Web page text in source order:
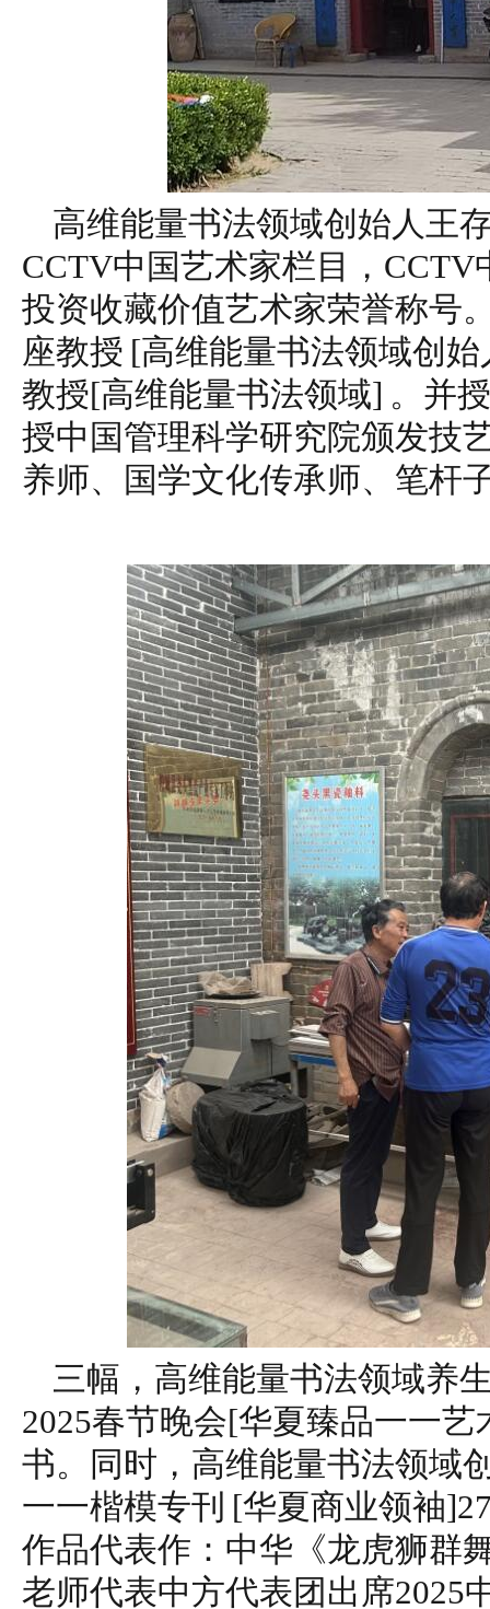
高维能量书法领域创始人王
CCTV中国艺术家栏目，
投资收藏价值艺术家荣誉称号
座教授 [高维能量书法领域创
教授[高维能量书法领域] 。并
授中国管理科学研究院颁发技
养师、国学文化传承师、笔杆
三幅，高维能量书法领域养
2025春节晚会[华夏臻品一一
书。同时，高维能量书法领域
一一楷模专刊 [华夏商业领袖
作品代表作：中华《龙虎狮群
老师代表中方代表团出席2025